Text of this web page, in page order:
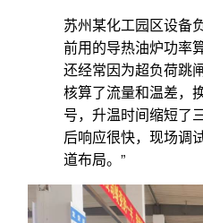
苏州某化工园区设备
前用的导热油炉功率
还经常因为超负荷跳
核算了流量和温差，
号，升温时间缩短了
后响应很快，现场调
道布局。”